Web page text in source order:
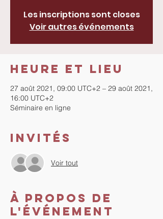
Les inscriptions sont closes
Voir autres événements
Heure et lieu
27 août 2021, 09:00 UTC+2 – 29 août 2021,
16:00 UTC+2
Séminaire en ligne
Invités
Voir tout
À propos de
l'événement